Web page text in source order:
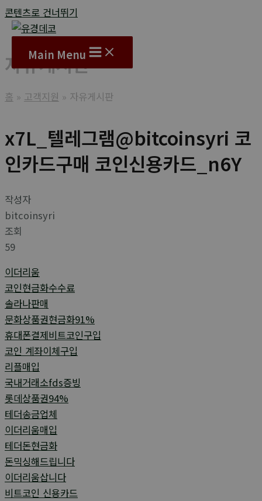
콘텐츠로 건너뛰기
Main Menu
자유게시판
홈 고객지원 자유게시판
x7L_텔레그램@bitcoinsyri 코
인카드구매 코인신용카드_n6Y
작성자
bitcoinsyri
조회
59
이더리움
코인현금화수수료
솔라나판매
문화상품권현금화91%
휴대폰결제비트코인구입
코인 계좌이체구입
리플매입
국내거래소fds증빙
롯데상품권94%
테더송금업체
이더리움매입
테더돈현금화
돈믹싱해드립니다
이더리움삽니다
비트코인 신용카드